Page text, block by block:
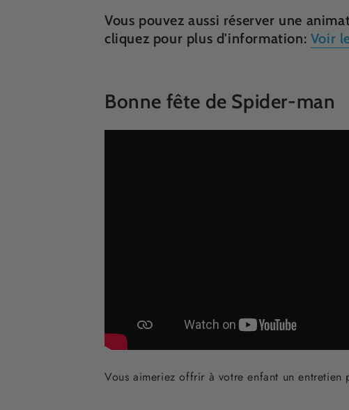
Vous pouvez aussi réserver une
cliquez pour plus d'information: Voir
Bonne fête de Spider-man
Vous aimeriez offrir à votre enfant un